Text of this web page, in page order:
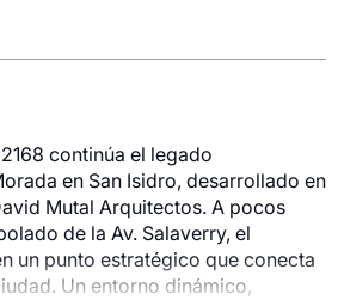
continúa el legado
en San Isidro, desarrollado en
Mutal Arquitectos. A pocos
de la Av. Salaverry, el
un punto estratégico que conecta
Un entorno dinámico,